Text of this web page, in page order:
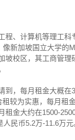
、计算机等理工科
新加坡国立大学的
坡校区，其工商管理
，每月租金大概在
较为实惠，每月租
金大约在1500-
民币5.2万-11.6万元